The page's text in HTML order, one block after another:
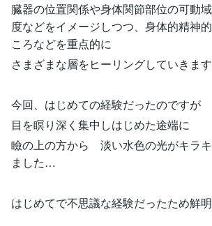
臓器の位置関係や身体関節部位の可動
度などをイメージしつつ、身体的精神
ころなどを重点的に
さまざまな層をヒーリングしていきます
今回、はじめての経験だったのですが
目を瞑り深く集中しはじめた途端に
瞼の上の方から 淡い水色の光がキラ
ました…
はじめてで不思議な経験だったため鮮